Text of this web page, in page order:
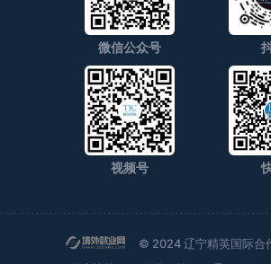
微信公众号
视频号
© 2024 辽宁精英国际合